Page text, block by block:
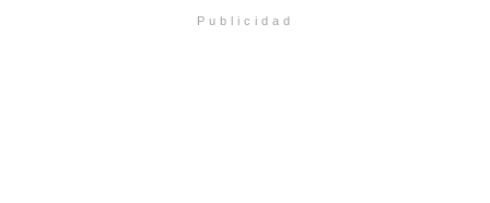
Publicidad